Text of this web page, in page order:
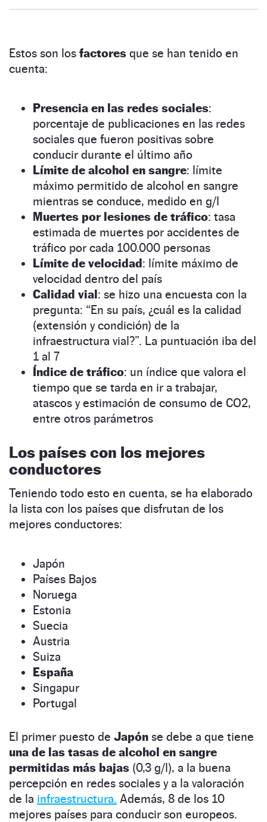
Estos son los factores que se han tenido en
cuenta:
Presencia en las redes sociales:
porcentaje de publicaciones en las redes
sociales que fueron positivas sobre
conducir durante el último año
Límite de alcohol en sangre: límite
máximo permitido de alcohol en sangre
mientras se conduce, medido en g/l
Muertes por lesiones de tráfico: tasa
estimada de muertes por accidentes de
tráfico por cada 100.000 personas
Límite de velocidad: límite máximo de
velocidad dentro del país
Calidad vial: se hizo una encuesta con la
pregunta: “En su país, ¿cuál es la calidad
(extensión y condición) de la
infraestructura vial?”. La puntuación iba del
1 al 7
Índice de tráfico: un índice que valora el
tiempo que se tarda en ir a trabajar,
atascos y estimación de consumo de CO2,
entre otros parámetros
Los países con los mejores
conductores
Teniendo todo esto en cuenta, se ha elaborado
la lista con los países que disfrutan de los
mejores conductores:
Japón
Países Bajos
Noruega
Estonia
Suecia
Austria
Suiza
España
Singapur
Portugal
El primer puesto de Japón se debe a que tiene
una de las tasas de alcohol en sangre
permitidas más bajas (0,3 g/l), a la buena
percepción en redes sociales y a la valoración
de la infraestructura. Además, 8 de los 10
mejores países para conducir son europeos.